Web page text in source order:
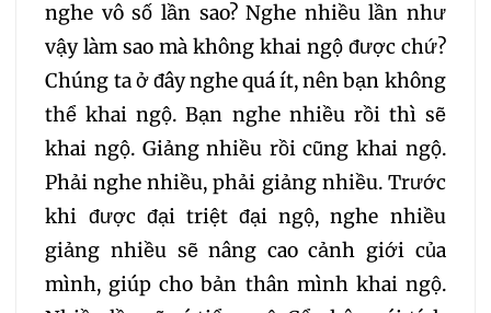
nghe vô số lần sao? Nghe nhiều lần như
vậy làm sao mà không khai ngộ được chứ?
Chúng ta ở đây nghe quá ít, nên bạn không
thể khai ngộ. Bạn nghe nhiều rồi thì sẽ
khai ngộ. Giảng nhiều rồi cũng khai ngộ.
Phải nghe nhiều, phải giảng nhiều. Trước
khi được đại triệt đại ngộ, nghe nhiều
giảng nhiều sẽ nâng cao cảnh giới của
mình, giúp cho bản thân mình khai ngộ.